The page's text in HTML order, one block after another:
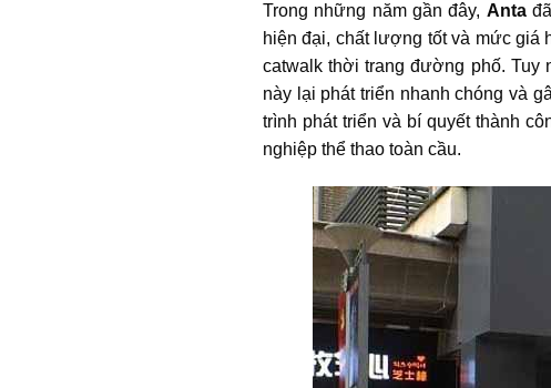
Trong những năm gần đây, Antađã
hiện đại, chất lượng tốt và mức giá
catwalk thời trang đường phố.
này lại phát triển nhanh chóng và
trình phát triển và bí quyết thành
nghiệp thể thao toàn cầu.